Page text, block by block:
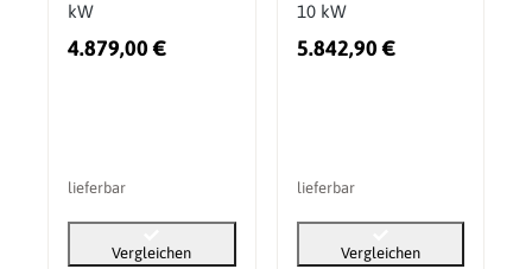
kW
4.879,00 €
lieferbar
Vergleichen
10 kW
5.842,90 €
lieferbar
Vergleichen